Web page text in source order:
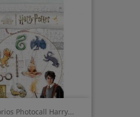
Photocall Harry...